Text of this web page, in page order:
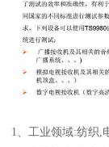
1、工业领域:纺织,